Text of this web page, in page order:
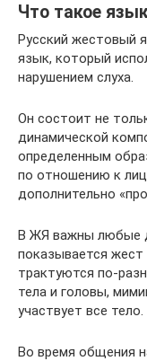
Что такое
Русский жестовый
язык, который
нарушением слуха.
Он состоит не
динамической
определенным
по отношению к
дополнительно
В ЖЯ важны любые
показывается жест
трактуются по-
тела и головы,
участвует все тело.
Во время общения